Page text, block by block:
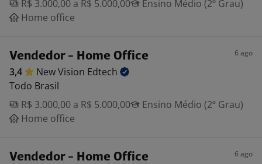
R$ 3.000,00 a R$ 5.000,00
Ensino Médio (2º Grau)
Home office
Vendedor - Home Office 6 ago
3,4 New Vision Edtech
Todo Brasil
R$ 3.000,00 a R$ 5.000,00
Ensino Médio (2º Grau)
Home office
Vendedor - Home Office 6 ago